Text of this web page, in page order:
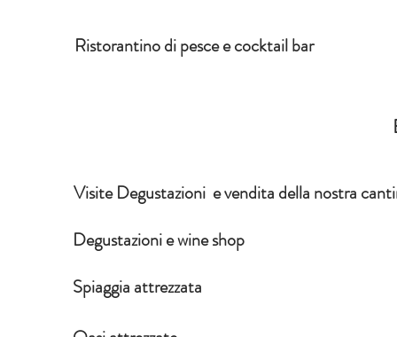
Ristorantino di pesce e cocktail bar
Visite Degustazioni e vendita della nostra
Degustazioni e wine shop
Spiaggia attrezzata